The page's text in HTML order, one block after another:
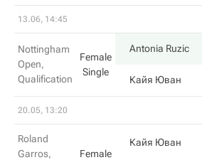
13.06, 14:45
Nottingham
Open,
Qualification
Female
Single
Antonia Ruzic
Кайя Юван
20.05, 13:20
Roland
Garros,
Female
Кайя Юван